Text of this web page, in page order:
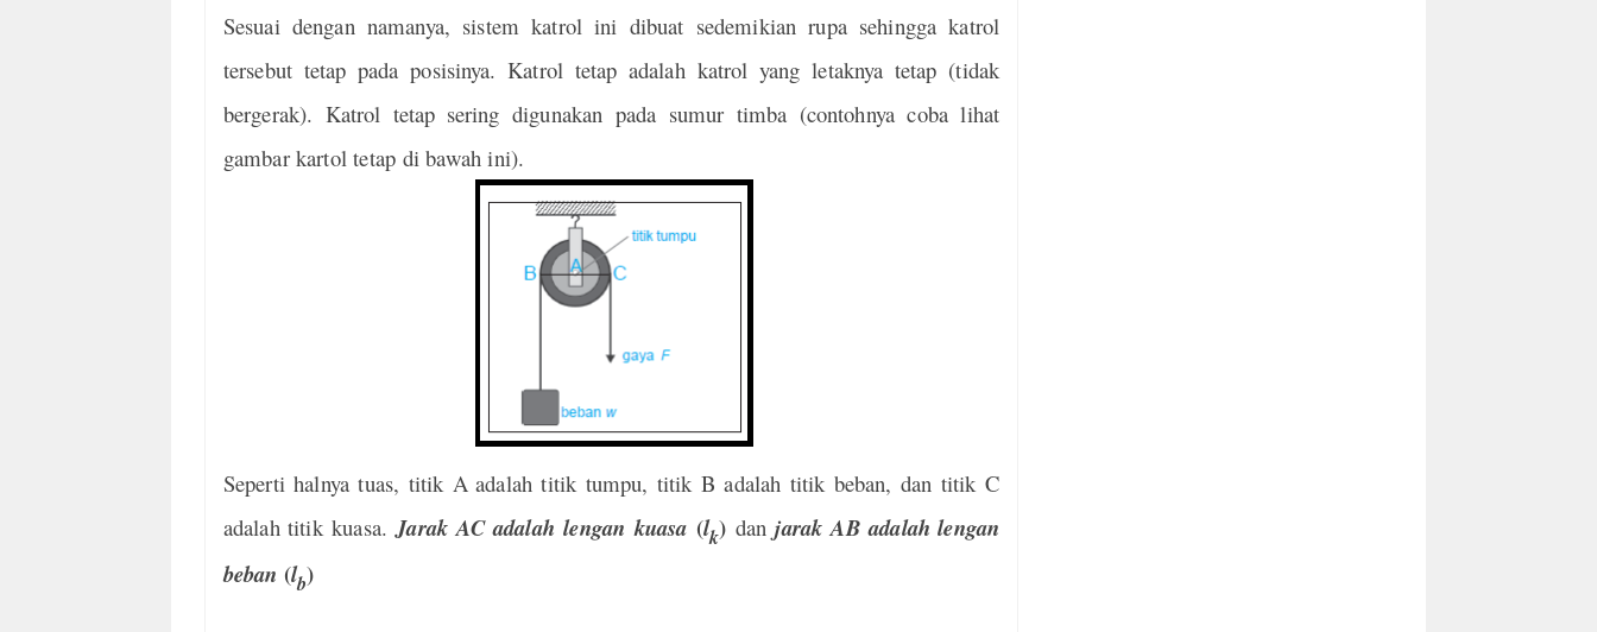
Sesuai dengan namanya, sistem katrol ini dibuat sedemikian rupa sehingga katrol
tersebut tetap pada posisinya. Katrol tetap adalah katrol yang letaknya tetap (tidak
bergerak). Katrol tetap sering digunakan pada sumur timba (contohnya coba lihat
gambar kartol tetap di bawah ini).
Seperti halnya tuas, titik A adalah titik tumpu, titik B adalah titik beban, dan titik C
adalah titik kuasa.Jarak AC adalah lengan kuasa (lk) danjarak AB adalah lengan
beban (lb)